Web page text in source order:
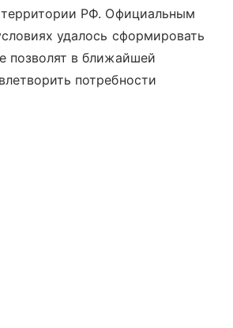
территории РФ. Официальным
удалось сформировать
позволят в ближайшей
потребности